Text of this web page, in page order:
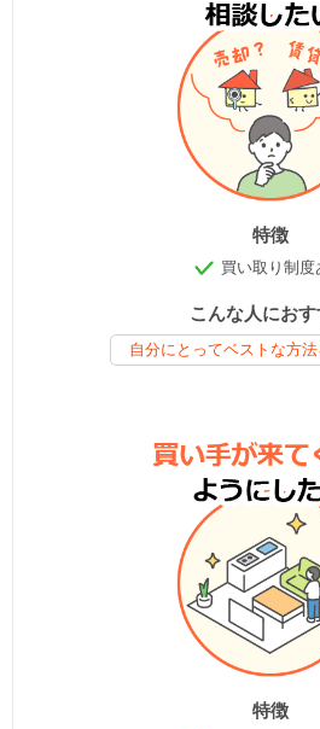
特徴
買い取り制度
こんな人におす
自分にとってベストな方
特徴